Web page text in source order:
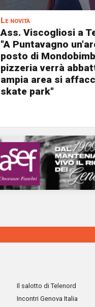
Le novità
Ass. Viscogliosi a
"A Puntavagno
posto di
pizzeria verrà
ampia area si
skate park"
Il salotto di Telenord
Incontri Genova Italia